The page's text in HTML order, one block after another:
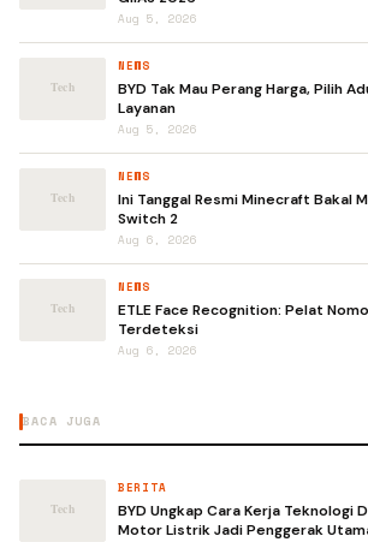
Aug 5, 2026
NEWS
BYD Tak Mau Perang Harga, Pilih
Layanan
Aug 5, 2026
NEWS
Ini Tanggal Resmi Minecraft Bakal
Switch 2
Aug 6, 2026
NEWS
ETLE Face Recognition: Pelat
Terdeteksi
Aug 6, 2026
BACA JUGA
BERITA
BYD Ungkap Cara Kerja Teknologi
Motor Listrik Jadi Penggerak